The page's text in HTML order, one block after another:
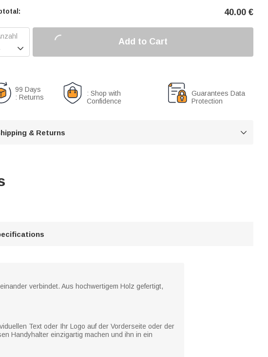
40.00 €

Add to Cart
99 Days
: Returns
: Shop with
Confidence
Guarantees Data
Protection
& Returns 
verbindet. Aus hochwertigem Holz gefertigt,
Text oder Ihr Logo auf der Vorderseite oder der
Handyhalter einzigartig machen und ihn in ein